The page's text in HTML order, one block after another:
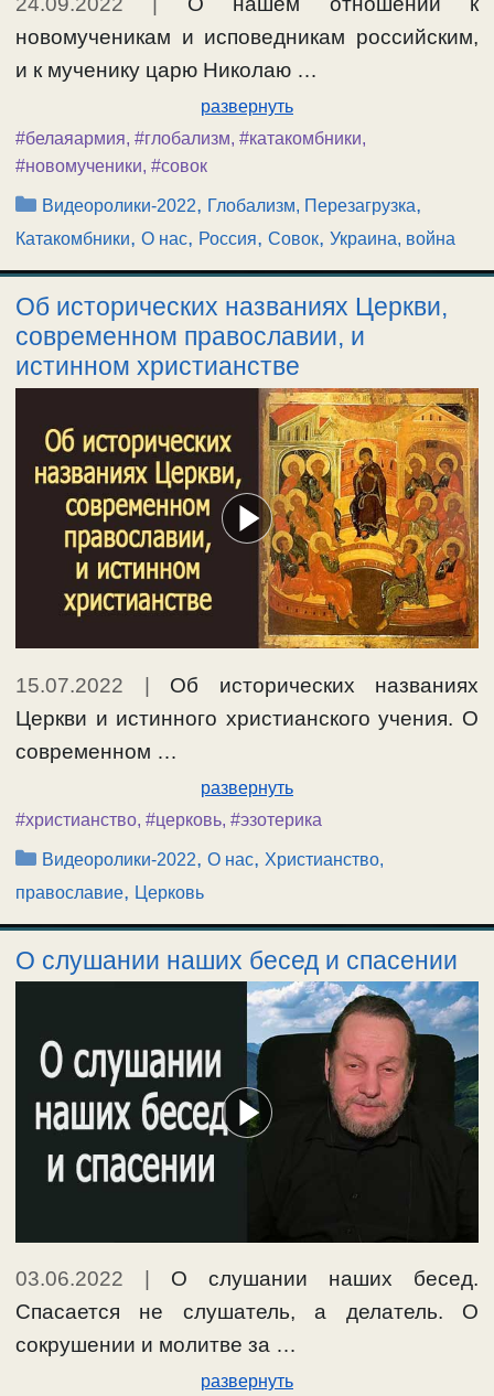
новомученикам и исповедникам российским,
и к мученику царю Николаю …
развернуть
#белаяармия, #глобализм, #катакомбники,
#новомученики, #совок
Рубрики
Видеоролики-2022, Глобализм, Перезагрузка,
Катакомбники, О нас, Россия, Совок, Украина, война
Об исторических названиях Церкви,
современном православии, и
истинном христианстве
15.07.2022 | Об исторических названиях
Церкви и истинного христианского учения. О
современном …
развернуть
#христианство, #церковь, #эзотерика
Рубрики
Видеоролики-2022,О нас, Христианство,
православие, Церковь
О слушании наших бесед и спасении
03.06.2022
О слушании наших бесед.
Спасается не слушатель, а делатель. О
сокрушении и молитве за …
развернуть